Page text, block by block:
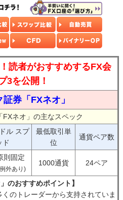
読者がおすすめするFX会
3を公開！
券「FXネオ」
ネオ」の主なスペック
ル スプ
ド
最低取引単
位
通貨ペア数
則固定
外あり)
1000通貨 24ペア
のおすすめポイント】
のトレーダーから支持されていま